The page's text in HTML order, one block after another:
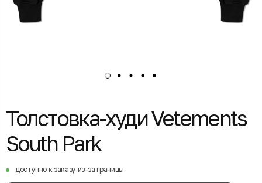
Толстовка-худи Vetements
South Park
доступно к заказу из-за границы